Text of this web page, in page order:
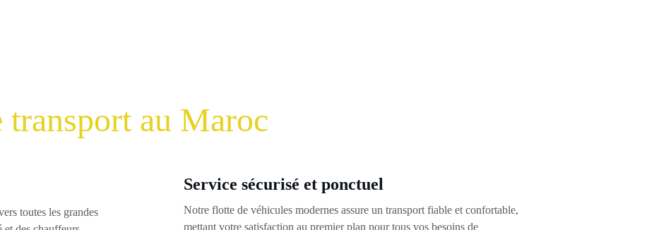
transport au Maroc
toutes les grandes
Service sécurisé et ponctuel
Notre flotte de véhicules modernes assure un transport fiable et confortable,
mettant votre satisfaction au premier plan pour tous vos besoins de